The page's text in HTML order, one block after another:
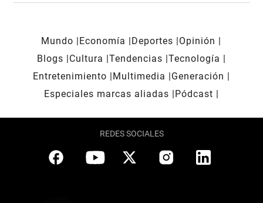
Mundo Economía Deportes
Opinión
Blogs
Cultura Tendencias Tecnología
Entretenimiento
Multimedia
Generación
Especiales marcas aliadas
Pódcast
REDES SOCIALES